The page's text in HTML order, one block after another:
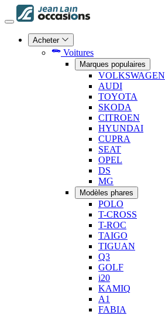
Acheter
Voitures
Marques populaires
VOLKSWAGEN
AUDI
TOYOTA
SKODA
CITROEN
HYUNDAI
CUPRA
SEAT
OPEL
DS
MG
Modèles phares
POLO
T-CROSS
T-ROC
TAIGO
TIGUAN
Q3
GOLF
i20
KAMIQ
A1
FABIA